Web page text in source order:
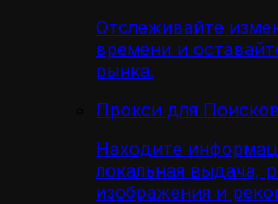
Отслеживайте
времени и
рынка.
Прокси для
Находите
локальная выдача,
изображения и